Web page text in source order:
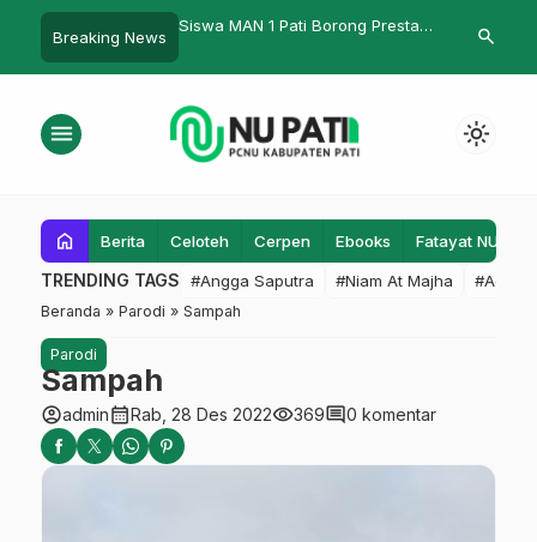
Breaking News
dan Publikasi
Siswa MAN 1 Pati Borong Prestasi
Walisongo
Ana Nailul
search
menu light_mode
home Berita Celoteh Cerpen Ebooks Fatayat NU
TRENDING TAGS #Angga Saputra #Niam At Majha #Admin
Beranda » Parodi » Sampah
Parodi
Sampah
account_circleadmincalendar_monthRab, 28 Des 2022visibility369comment0 komentar